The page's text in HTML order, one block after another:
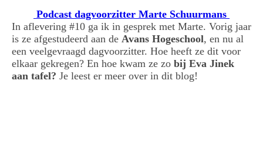
Podcast dagvoorzitter Marte Schuurmans
In aflevering #10 ga ik in gesprek met Marte. Vorig jaar
is ze afgestudeerd aan de Avans Hogeschool, en nu al
een veelgevraagd dagvoorzitter. Hoe heeft ze dit voor
elkaar gekregen? En hoe kwam ze zo bij Eva Jinek
aan tafel? Je leest er meer over in dit blog!